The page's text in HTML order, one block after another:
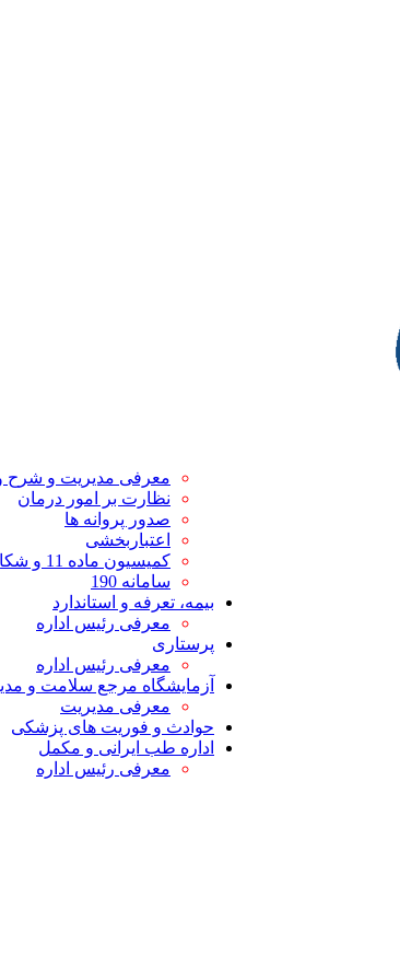
معرفی مدیریت و شرح
نظارت بر امور درمان
صدور پروانه ها
اعتباربخشی
کمیسیون ماده 11 و شکایات
سامانه 190
بیمه، تعرفه و استاندارد
معرفی رئیس اداره
پرستاری
معرفی رئیس اداره
آزمایشگاه مرجع سلامت و
معرفی مدیریت
حوادث و فوریت های پزشکی
اداره طب ایرانی و مکمل
معرفی رئیس اداره